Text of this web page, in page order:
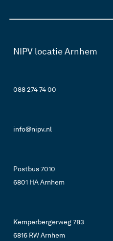
NIPV locatie Arnhem
088 274 74 00
info@nipv.nl
Postbus 7010
6801 HA Arnhem
Kemperbergerweg 783
6816 RW Arnhem